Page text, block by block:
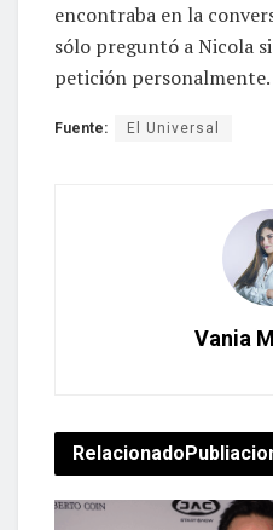
encontraba en la
sólo preguntó a Nicola
petición personalmente.
Fuente: El Universal
Vania
Relacionado